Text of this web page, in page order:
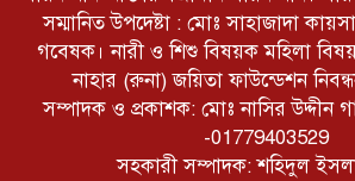
হেলিপ্যাড ও
ফুলতলা বহুল
আলিফ রোহান হত্যা
আসামীর ১০ বছরের
সম্মানিত উপদেষ্টা : মোঃ সাহাজাদা
গবেষক। নারী ও শিশু বিষয়ক মহিলা
নাহার (রুনা) জয়িতা ফাউন্ডেশন
সম্পাদক ও প্রকাশক: মোঃ নাসির উদ্দীন
-01779403529
সহকারী সম্পাদক: শহিদুল